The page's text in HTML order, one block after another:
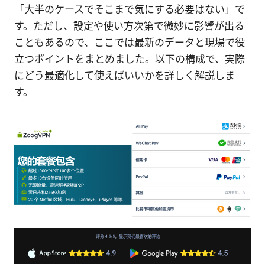
「大半のケースでそこまで気にする必要はない」で
す。ただし、設定や使い方次第で微妙に影響が出る
こともあるので、ここでは最新のデータと現場で役
立つポイントをまとめました。以下の構成で、実際
にどう最適化して使えばいいかを詳しく解説しま
す。